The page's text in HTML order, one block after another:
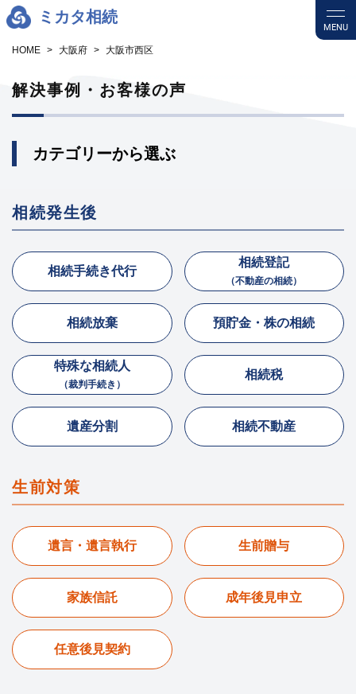
ミカタ相続
MENU
HOME 大阪府 大阪市西区
解決事例・お客様の声
カテゴリーから選ぶ
相続発生後
相続手続き代行
相続登記
（不動産の相続）
相続放棄 預貯金・株の相続
特殊な相続人
（裁判手続き）
相続税
遺産分割 相続不動産
生前対策
遺言・遺言執行 生前贈与
家族信託 成年後見申立
任意後見契約